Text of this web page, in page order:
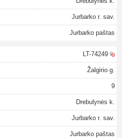
Jurbarko r. sav.
Jurbarko paštas
LT-74249
Žalgirio g.
9
Drebulynės k.
Jurbarko r. sav.
Jurbarko paštas